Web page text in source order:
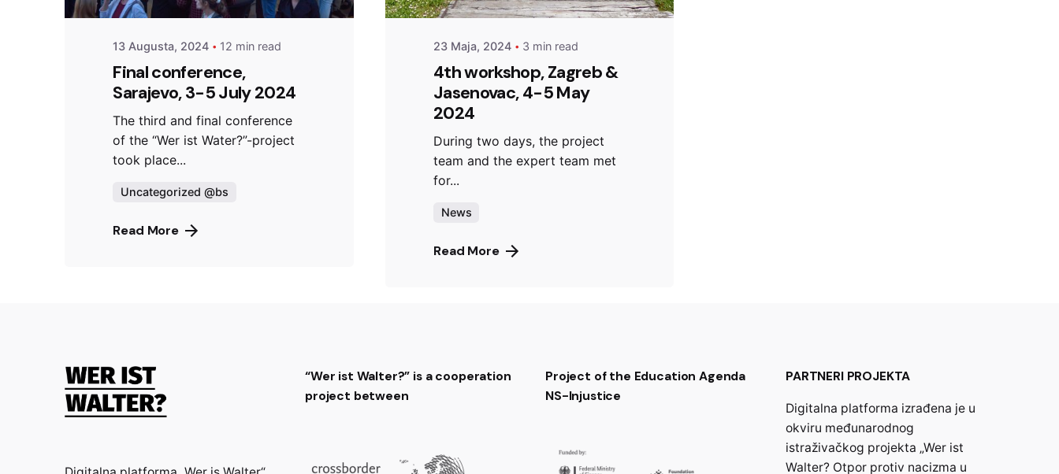
13 Augusta, 2024 12 min read
Final conference,
Sarajevo, 3-5 July 2024
The third and final conference
of the “Wer ist Water?”-project
took place...
Uncategorized @bs
Read More
23 Maja, 2024 3 min read
4th workshop, Zagreb &
Jasenovac, 4-5 May
2024
During two days, the project
team and the expert team met
for...
News
Read More
“Wer ist Walter?” is a cooperation
project between
Project of the Education Agenda
NS-Injustice
PARTNERI PROJEKTA
Digitalna platforma izrađena je u
okviru međunarodnog
istraživačkog projekta „Wer ist
Walter? Otpor protiv nacizma u